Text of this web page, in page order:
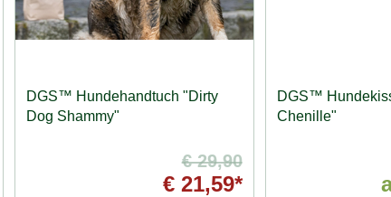
DGS™ Hundehandtuch "Dirty
Dog Shammy"
€ 29,90
€ 21,59*
DGS™
Chenille"